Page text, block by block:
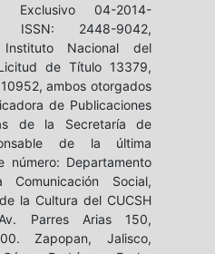
04-2014-
ISSN: 2448-9042,
Nacional del
de Título 13379,
ambos otorgados
de Publicaciones
de la Secretaría de
de la última
número: Departamento
Social,
la Cultura del CUCSH
Parres Arias 150,
Zapopan, Jalisco,